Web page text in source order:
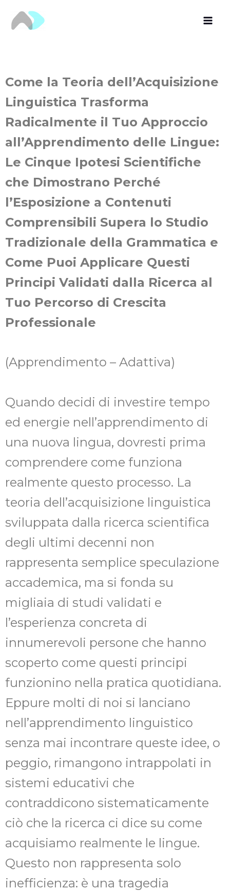
Come la Teoria dell’Acquisizione
Linguistica Trasforma
Radicalmente il Tuo Approccio
all’Apprendimento delle Lingue:
Le Cinque Ipotesi Scientifiche
che Dimostrano Perché
l’Esposizione a Contenuti
Comprensibili Supera lo Studio
Tradizionale della Grammatica e
Come Puoi Applicare Questi
Principi Validati dalla Ricerca al
Tuo Percorso di Crescita
Professionale
(Apprendimento – Adattiva)
Quando decidi di investire tempo
ed energie nell’apprendimento di
una nuova lingua, dovresti prima
comprendere come funziona
realmente questo processo. La
teoria dell’acquisizione linguistica
sviluppata dalla ricerca scientifica
degli ultimi decenni non
rappresenta semplice speculazione
accademica, ma si fonda su
migliaia di studi validati e
l’esperienza concreta di
innumerevoli persone che hanno
scoperto come questi principi
funzionino nella pratica quotidiana.
Eppure molti di noi si lanciano
nell’apprendimento linguistico
senza mai incontrare queste idee, o
peggio, rimangono intrappolati in
sistemi educativi che
contraddicono sistematicamente
ciò che la ricerca ci dice su come
acquisiamo realmente le lingue.
Questo non rappresenta solo
inefficienza: è una tragedia